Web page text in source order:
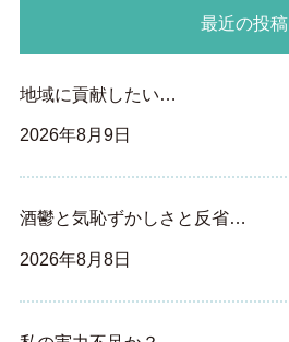
最近の投稿
地域に貢献したい…
2026年8月9日
酒鬱と気恥ずかしさと反省…
2026年8月8日